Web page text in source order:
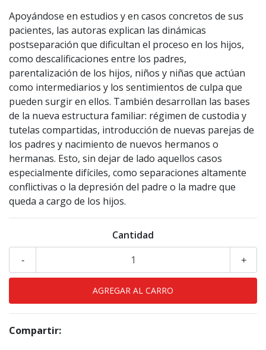
Apoyándose en estudios y en casos concretos de sus
pacientes, las autoras explican las dinámicas
postseparación que dificultan el proceso en los hijos,
como descalificaciones entre los padres,
parentalización de los hijos, niños y niñas que actúan
como intermediarios y los sentimientos de culpa que
pueden surgir en ellos. También desarrollan las bases
de la nueva estructura familiar: régimen de custodia y
tutelas compartidas, introducción de nuevas parejas de
los padres y nacimiento de nuevos hermanos o
hermanas. Esto, sin dejar de lado aquellos casos
especialmente difíciles, como separaciones altamente
conflictivas o la depresión del padre o la madre que
queda a cargo de los hijos.
Cantidad
+
-
Compartir: